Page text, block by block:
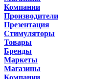
Компании
Производители
Презентация
Стимуляторы
Товары
Бренды
Маркеты
Магазины
Компании